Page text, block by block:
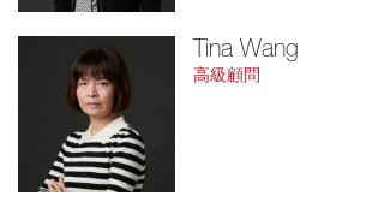
Tina Wang
高級顧問